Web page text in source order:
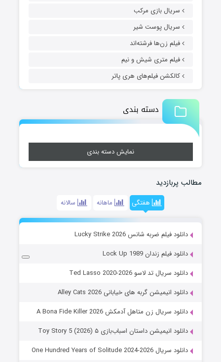
سریال بازی مرکب
سریال پوست شیر
فیلم زن‌ها فرشته‌اند
فیلم متری شیش و نیم
کالکشن فیلم‌های هری پاتر
دسته بندی
نمایش دسته بندی
مطالب پربازدید
هفتگی ماهانه سالانه
دانلود فیلم ضربه شانس Lucky Strike 2026
دانلود فیلم زندان Lock Up 1989
دانلود سریال تد لاسو Ted Lasso 2020-2026
دانلود انیمیشن گربه های خیابانی Alley Cats 2026
دانلود سریال زن متاهل آدمکش A Bona Fide Killer 2026
دانلود انیمیشن داستان اسباب‌بازی ۵ Toy Story 5 (2026)
دانلود سریال One Hundred Years of Solitude 2024-2026